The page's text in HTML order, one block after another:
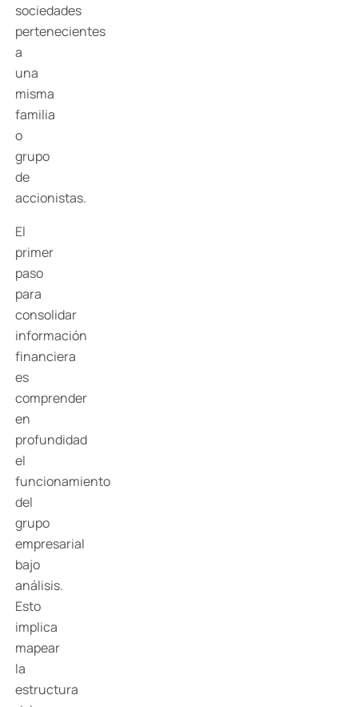
sociedades
pertenecientes
a
una
misma
familia
o
grupo
de
accionistas.
El
primer
paso
para
consolidar
información
financiera
es
comprender
en
profundidad
el
funcionamiento
del
grupo
empresarial
bajo
análisis.
Esto
implica
mapear
la
estructura